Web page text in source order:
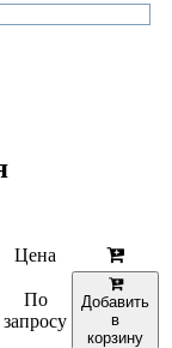
Цена
По
запросу
Добавить
в
корзину